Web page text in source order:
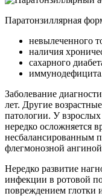
Паратонзиллярная
невылеченного
наличия
сахарного
Заболевание
лет. Другие
патологии. У
нередко осложняется
несбалансированным
флегмонозной
Нередко развитие
инфекции в ротовой
повреждением глотки